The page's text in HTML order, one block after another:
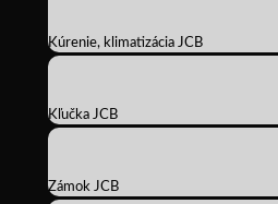
Kúrenie, klimatizácia JCB
Kľučka JCB
Zámok JCB